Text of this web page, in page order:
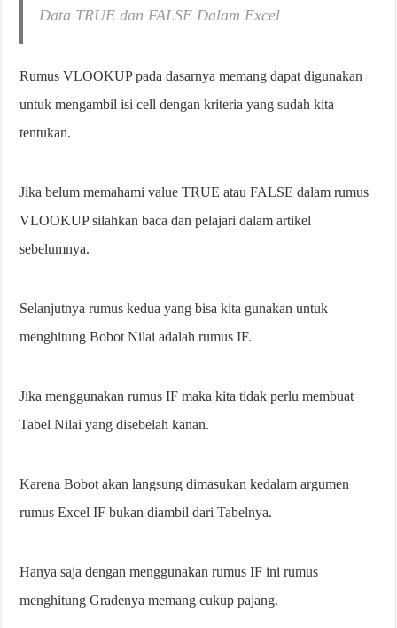
Data TRUE dan FALSE Dalam Excel
Rumus VLOOKUP pada dasarnya memang dapat digunakan
untuk mengambil isi cell dengan kriteria yang sudah kita
tentukan.
Jika belum memahami value TRUE atau FALSE dalam rumus
VLOOKUP silahkan baca dan pelajari dalam artikel
sebelumnya.
Selanjutnya rumus kedua yang bisa kita gunakan untuk
menghitung Bobot Nilai adalah rumus IF.
Jika menggunakan rumus IF maka kita tidak perlu membuat
Tabel Nilai yang disebelah kanan.
Karena Bobot akan langsung dimasukan kedalam argumen
rumus Excel IF bukan diambil dari Tabelnya.
Hanya saja dengan menggunakan rumus IF ini rumus
menghitung Gradenya memang cukup pajang.